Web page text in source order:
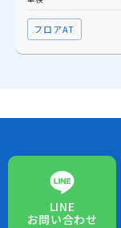
フロアAT
LINE
お問い合わせ